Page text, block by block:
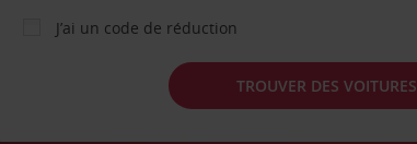
J’ai un code de réduction
TROUVER DES VOITURES